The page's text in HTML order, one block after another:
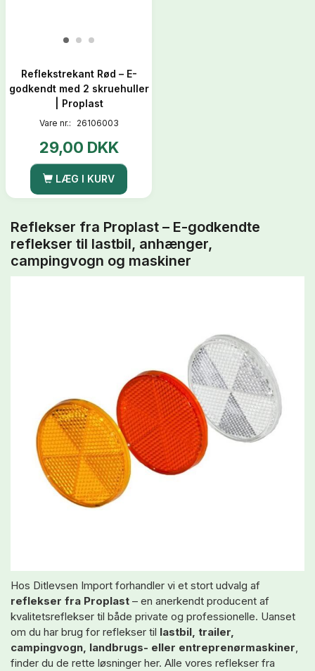
Reflekstrekant Rød – E-
godkendt med 2 skruehuller
| Proplast
Vare nr.: 26106003
29,00 DKK
LÆG I KURV
Reflekser fra Proplast – E-godkendte
reflekser til lastbil, anhænger,
campingvogn og maskiner
Hos Ditlevsen Import forhandler vi et stort udvalg af
reflekser fra Proplast – en anerkendt producent af
kvalitetsreflekser til både private og professionelle. Uanset
om du har brug for reflekser til lastbil, trailer,
campingvogn, landbrugs- eller entreprenørmaskiner,
finder du de rette løsninger her. Alle vores reflekser fra